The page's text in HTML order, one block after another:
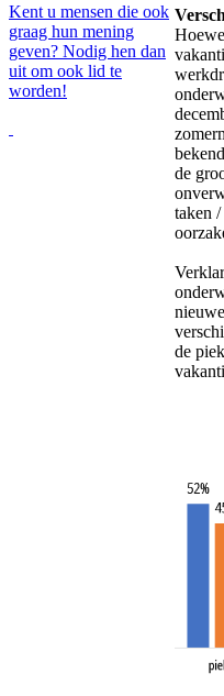
Kent u mensen die ook
graag hun mening
geven? Nodig hen dan
uit om ook lid te
worden!
de
taken
de